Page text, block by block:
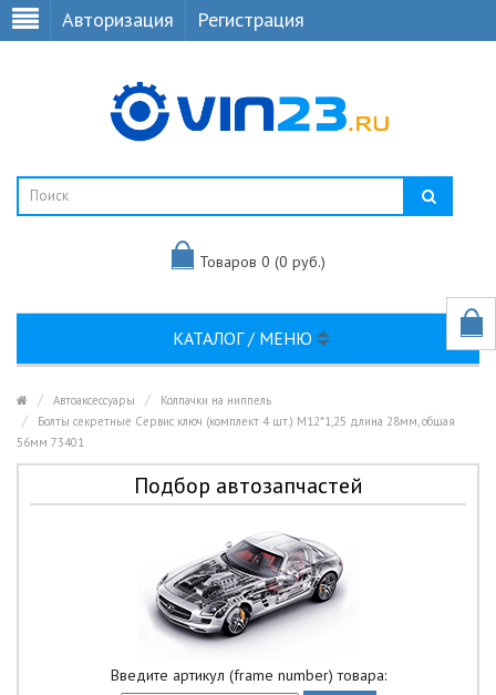
Авторизация Регистрация
Товаров 0 (0 руб.)
КАТАЛОГ / МЕНЮ
Автоаксессуары
Колпачки на ниппель
Болты секретные Сервис ключ (комплект 4 шт.) М12*1,25 длина 28мм, общая
56мм 73401
Подбор автозапчастей
Введите артикул (frame number) товара: